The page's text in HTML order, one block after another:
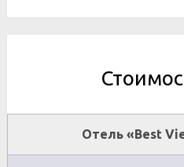
Отель «Best